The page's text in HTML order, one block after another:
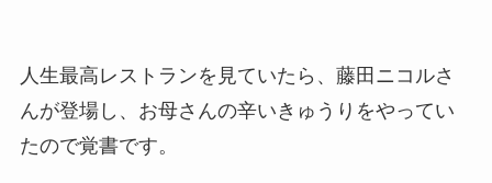
人生最高レストランを見ていたら、藤田ニコルさ
んが登場し、お母さんの辛いきゅうりをやってい
たので覚書です。